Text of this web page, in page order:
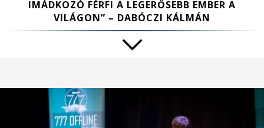
IMÁDKOZÓ FÉRFI A LEGERŐSEBB EMBER A
VILÁGON” – DABÓCZI KÁLMÁN